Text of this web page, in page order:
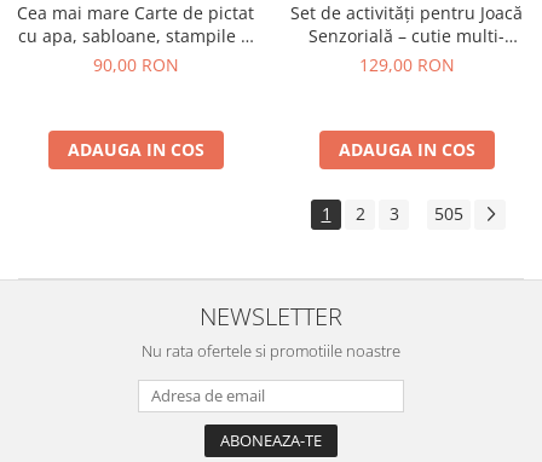
Cea mai mare Carte de pictat
cu apa, sabloane, stampile si
jocuri, portabila - Basme
90,00 RON
ADAUGA IN COS
Set de activități pentru Joacă
Senzorială – cutie multi-
senzorială
129,00 RON
ADAUGA IN COS
1 2 3 505
NEWSLETTER
Nu rata ofertele si promotiile noastre